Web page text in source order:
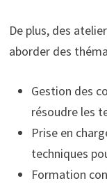
De plus, des
aborder des
Gestion des
résoudre les
Prise en
techniques
Formation